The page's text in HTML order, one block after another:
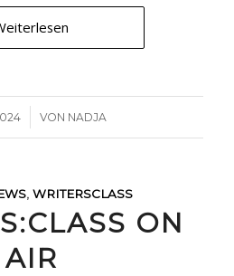
VON NADJA
, WRITERSCLASS
ON
AIR